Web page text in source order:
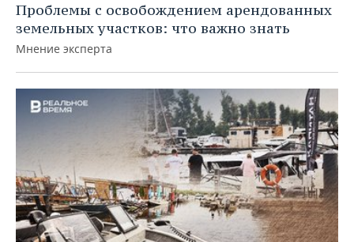
Проблемы с освобождением арендованных
земельных участков: что важно знать
Мнение эксперта